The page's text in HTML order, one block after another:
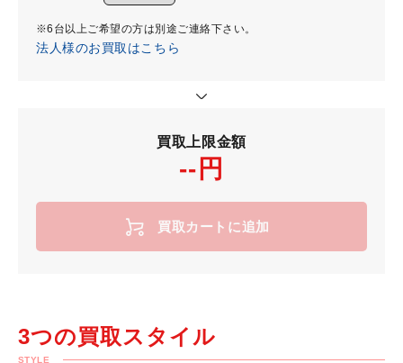
※6台以上ご希望の方は別途ご連絡下さい。
法人様のお買取はこちら
買取上限金額
--円
買取カートに追加
3つの買取スタイル
STYLE